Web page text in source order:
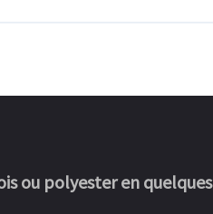
ou polyester en quelques